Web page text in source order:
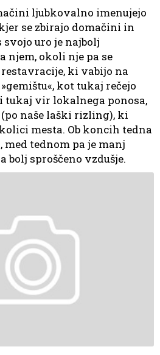
ljubkovalno imenujejo
se zbirajo domačini in
uro je najbolj
njem, okoli nje pa se
ki vabijo na
kot tukaj rečejo
tukaj vir lokalnega ponosa,
(po naše laški rizling), ki
mesta. Ob koncih tedna
tednom pa je manj
bolj sproščeno vzdušje.